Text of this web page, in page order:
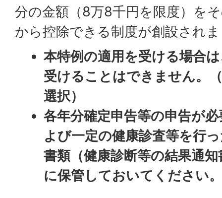
分の金額（8万8千円を限度）を
から控除できる制度が創設され
本特例の適用を受ける場合
受けることはできません。
選択）
各年分確定申告等の申告が
よび一定の健康診査等を行
書類（健康診断等の結果通
に保管しておいてください